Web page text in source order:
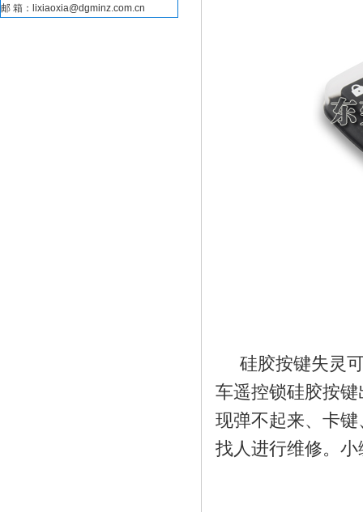
硅胶按键失灵可
车遥控锁硅胶按
现弹不起来、卡
找人进行维修。
邮 箱：lixiaoxia@dgminz.com.cn